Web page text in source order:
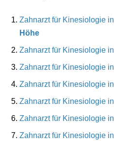
Zahnarzt für Kinesiologie in
Höhe
Zahnarzt für Kinesiologie in
Zahnarzt für Kinesiologie in
Zahnarzt für Kinesiologie in
Zahnarzt für Kinesiologie in
Zahnarzt für Kinesiologie in
Zahnarzt für Kinesiologie in